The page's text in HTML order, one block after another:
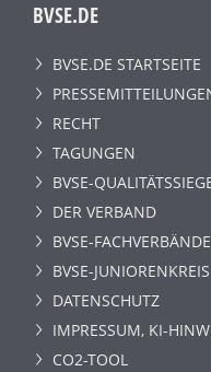
BVSE.DE
BVSE.DE STARTSEITE
RECHT
TAGUNGEN
BVSE-
DER VERBAND
BVSE-FACHVERBÄNDE
BVSE-JUNIORENKREIS
DATENSCHUTZ
IMPRESSUM, KI-
CO2-TOOL